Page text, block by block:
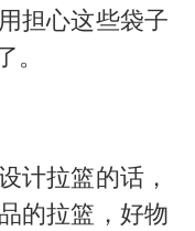
担心这些袋子
计拉篮的话，
的拉篮，好物